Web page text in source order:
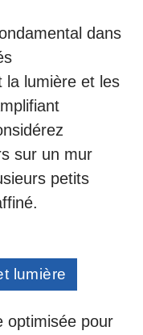
dans
la lumière et les
sur un mur
petits
lumière
optimisée pour